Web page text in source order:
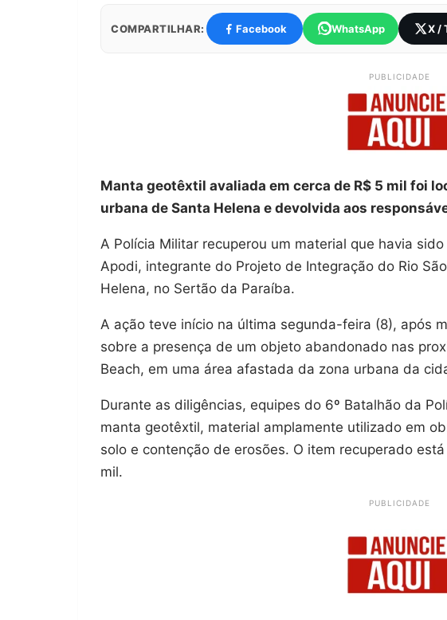
COMPARTILHAR: Facebook WhatsApp X /
PUBLICIDADE
Manta geotêxtil avaliada em cerca de R$ 5 mil foi
urbana de Santa Helena e devolvida aos
A Polícia Militar recuperou um material que havia
Apodi, integrante do Projeto de Integração do Rio
Helena, no Sertão da Paraíba.
A ação teve início na última segunda-feira (8), após
sobre a presença de um objeto abandonado nas
Beach, em uma área afastada da zona urbana da
Durante as diligências, equipes do 6º Batalhão da
manta geotêxtil, material amplamente utilizado em
solo e contenção de erosões. O item recuperado
mil.
PUBLICIDADE